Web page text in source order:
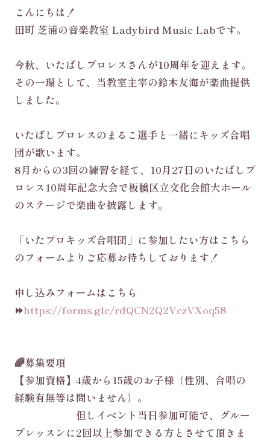
こんにちは！
田町 芝浦の音楽教室 Ladybird Music Labです。
今秋、いたばしプロレスさんが10周年を迎えます。
その一環として、当教室主宰の鈴木友海が楽曲提供
しました。
いたばしプロレスのまるこ選手と一緒にキッズ合唱
団が歌います。
8月からの3回の練習を経て、10月27日のいたばしプ
ロレス10周年記念大会で板橋区立文化会館大ホール
のステージで楽曲を披露します。
「いたプロキッズ合唱団」に参加したい方はこちら
のフォームよりご応募お待ちしております！
申し込みフォームはこちら
⏩https://forms.gle/rdQCN2Q2VczVXoq58
🌈募集要項
【参加資格】4歳から15歳のお子様（性別、合唱の
経験有無等は問いません）。
但しイベント当日参加可能で、グルー
プレッスンに2回以上参加できる方とさせて頂きま